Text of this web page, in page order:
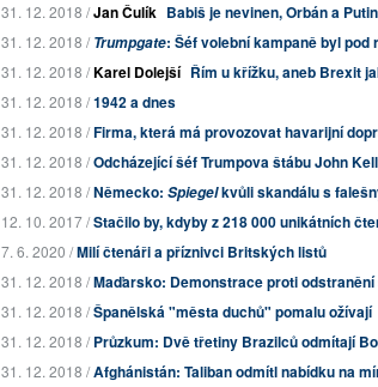
31. 12. 2018 /Jan Čulík Babiš je nevinen, Orbán a
31. 12. 2018 /Trumpgate: Šéf volební kampaně byl
31. 12. 2018 /Karel Dolejší Řím u křížku, aneb Brexit
31. 12. 2018 /1942 a dnes
31. 12. 2018 /Firma, která má provozovat havarijní
31. 12. 2018 /Odcházející šéf Trumpova štábu John
31. 12. 2018 /Německo: Spiegelkvůli skandálu s
12. 10. 2017 /Stačilo by, kdyby z 218 000 unikátních
7. 6. 2020 /Milí čtenáři a příznivci Britských listů
31. 12. 2018 /Maďarsko: Demonstrace proti
31. 12. 2018 /Španělská "města duchů" pomalu ožívají
31. 12. 2018 /Průzkum: Dvě třetiny Brazilců odmítají
31. 12. 2018 /Afghánistán: Taliban odmítl nabídku na